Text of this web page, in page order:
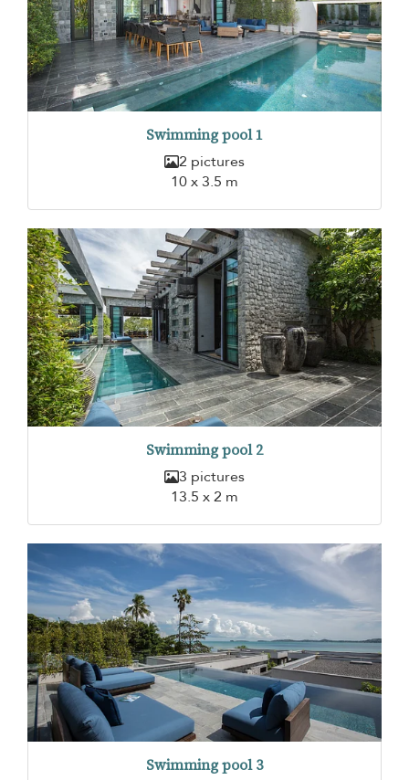
Swimming pool 1
2 pictures
10 x 3.5 m
Swimming pool 2
3 pictures
13.5 x 2 m
Swimming pool 3